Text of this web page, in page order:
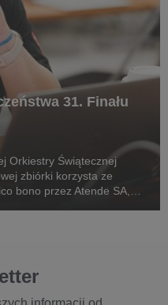
31. Finału
Orkiestry Świątecznej
zbiórki korzysta ze
bono przez Atende SA,